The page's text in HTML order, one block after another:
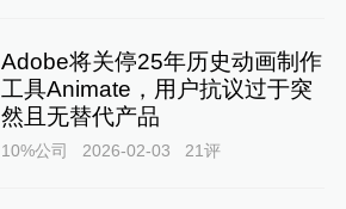
Adobe将关停25年历史动画制作
工具Animate，用户抗议过于突
然且无替代产品
10%公司 2026-02-03 21评